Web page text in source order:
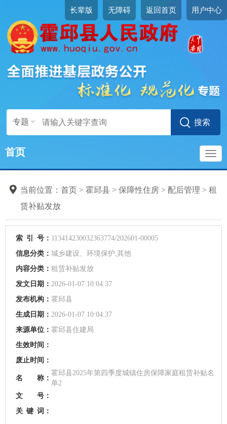
长辈版 无障碍 返回首页 用户中心
专题
首页
当前位置： 首页 > 霍邱县 > 保障性住房 > 配后管理 > 租
赁补贴发放
索 引 号： 113414230032363774/202601-00005
信息分类： 城乡建设、环境保护,其他
内容分类： 租赁补贴发放
发文日期： 2026-01-07 10:04:37
发布机构： 霍邱县
生成日期： 2026-01-07 10:04:37
来源单位： 霍邱县住建局
生效时间：
废止时间：
名 称：
霍邱县2025年第四季度城镇住房保障家庭租赁补贴名
单2
文 号：
关 键 词：